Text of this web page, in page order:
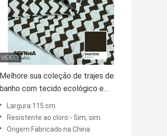
Melhore sua coleção de trajes de
banho com tecido ecológico e
sustentável
Largura:115 cm
Resistente ao cloro:- Sim, sim.
Origem:Fabricado na China